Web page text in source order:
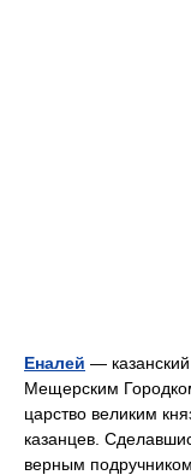
Еналей —
Мещерским
царство великим
казанцев.
верным